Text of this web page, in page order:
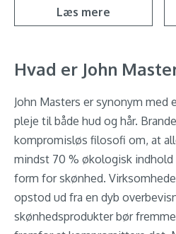
Læs mere
Hvad er John
John Masters er synonym
pleje til både hud og hår.
kompromisløs filosofi om, at
mindst 70 % økologisk
form for skønhed.
opstod ud fra en dyb
skønhedsprodukter bør